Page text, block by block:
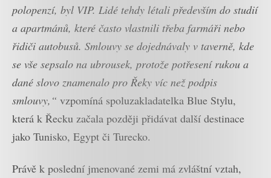
polopenzí, byl VIP. Lidé tehdy létali především do studií
a apartmánů, které často vlastnili třeba farmáři nebo
řidiči autobusů. Smlouvy se dojednávaly v taverně, kde
se vše sepsalo na ubrousek, protože potřesení rukou a
dané slovo znamenalo pro Řeky víc než podpis
smlouvy,“ vzpomíná spoluzakladatelka Blue Stylu,
která k Řecku začala později přidávat další destinace
jako Tunisko, Egypt či Turecko.
Právě k poslední jmenované zemi má zvláštní vztah,